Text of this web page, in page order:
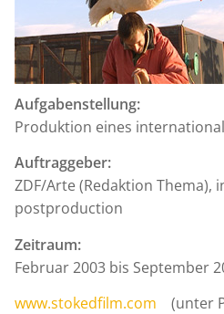
Aufgabenstellung:
Produktion eines
Auftraggeber:
ZDF/Arte (Redaktion
postproduction
Zeitraum:
Februar 2003 bis September
www.stokedfilm.com (unter